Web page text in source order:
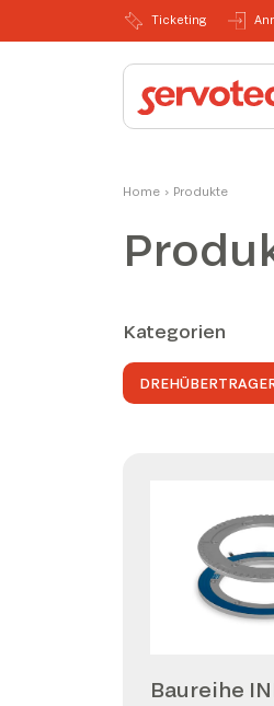
Ticketing
Home › Produkte
Kategorien
Baureihe